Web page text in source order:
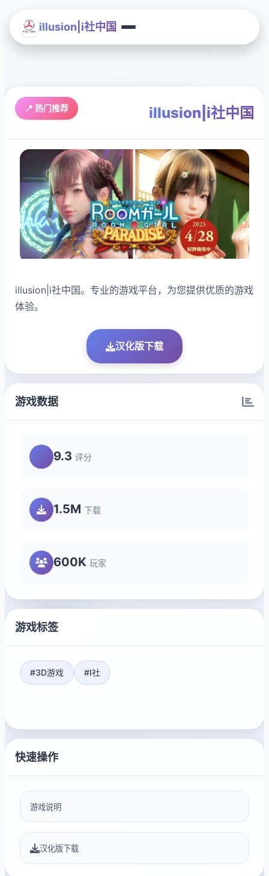
illusion|i社中国
📍 热门推荐 illusion|i社中国
illusion|i社中国。专业的游戏平台，为您提供优质的游戏
体验。
汉化版下载
游戏数据
9.3 评分
1.5M 下载
600K 玩家
游戏标签
#3D游戏 #I社
快速操作
游戏说明
汉化版下载